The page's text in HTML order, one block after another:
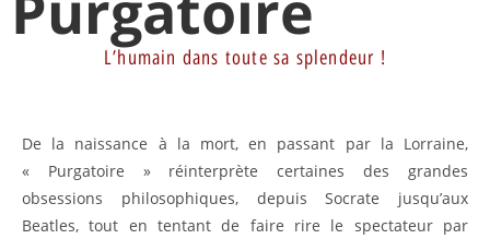
L’humain dans toute sa splendeur !
De la naissance à la mort, en passant par la Lorraine,
« Purgatoire » réinterprète certaines des grandes
obsessions philosophiques, depuis Socrate jusqu’aux
Beatles, tout en tentant de faire rire le spectateur par